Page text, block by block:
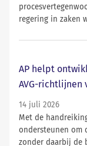
regering in zaken
AP helpt
AVG-richtlijnen
14 juli 2026
Met de
ondersteunen om
zonder daarbij de